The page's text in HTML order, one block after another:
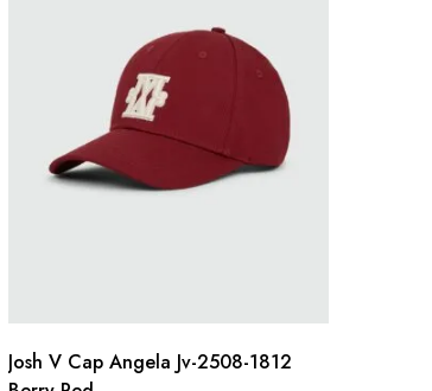
Josh V Cap Angela Jv-2508-1812